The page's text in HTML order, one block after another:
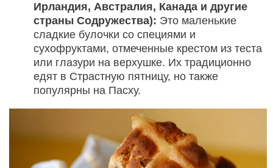
Ирландия, Австралия, Канада и другие
страны Содружества): Это маленькие
сладкие булочки со специями и
сухофруктами, отмеченные крестом из теста
или глазури на верхушке. Их традиционно
едят в Страстную пятницу, но также
популярны на Пасху.